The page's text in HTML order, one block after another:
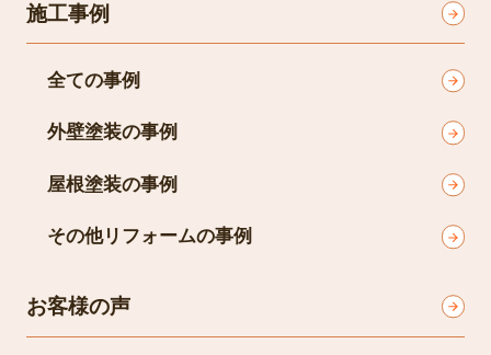
施工事例
全ての事例
外壁塗装の事例
屋根塗装の事例
その他リフォームの事例
お客様の声